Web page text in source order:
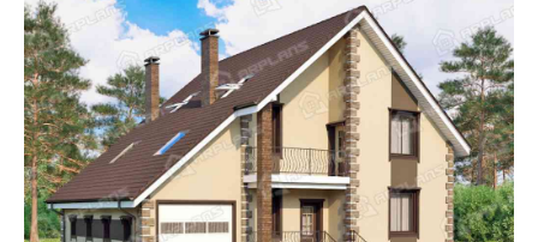
Прикрепить файл
Согласен на обработку персональных данных
This site is protected by reCAPTCHA and the GooglePrivacy Policy andTerms of Service
ОТПРАВИТЬ